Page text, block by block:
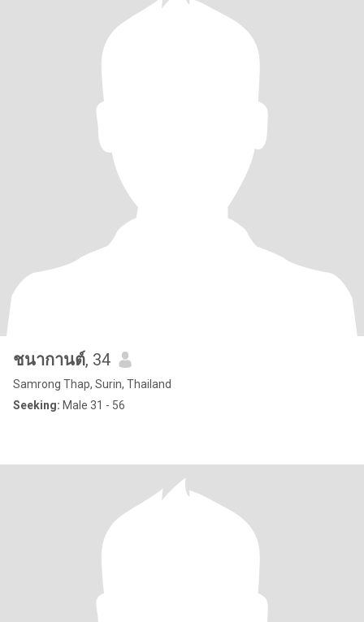
ชนากานต์, 34
Samrong Thap, Surin, Thailand
Seeking: Male 31 - 56